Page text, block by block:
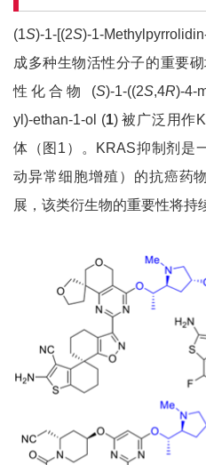
(1S)-1-[(2S)-1-
成多种生物活性分子的重要
性化合物 (S)-1-((2S,4R)-4-
yl)-ethan-1-ol (1) 被广泛用作
体（图1）。KRAS抑制剂是
动异常细胞增殖）的抗癌药
展，该类衍生物的重要性将持